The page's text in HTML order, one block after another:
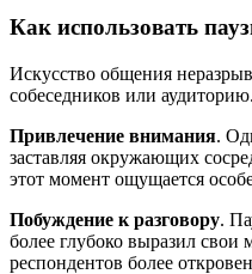
Как использовать
Искусство общения
собеседников или
Привлечение внимания.
заставляя окружающих
этот момент ощущается
Побуждение к разговору.
более глубоко выразил свои
респондентов более